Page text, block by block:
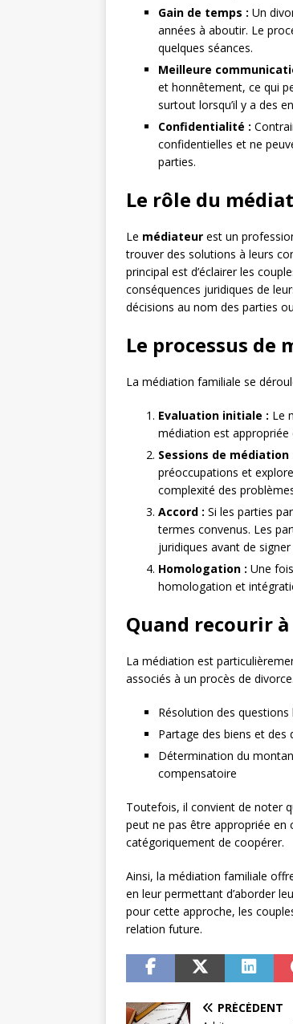
Gain de temps : Un
années à aboutir. Le
quelques séances.
Meilleure
et honnêtement, ce qui
surtout lorsqu’il y a des
Confidentialité :
confidentielles et ne
parties.
Le rôle du
Le médiateur est un
trouver des solutions à leurs
principal est d’éclairer les
conséquences juridiques de
décisions au nom des parties
Le processus de
La médiation familiale se
Evaluation initiale : Le
médiation est appropriée
Sessions de médiation
préoccupations et
complexité des
Accord : Si les parties
termes convenus. Les
juridiques avant de signer
Homologation : Une
homologation et
Quand recourir
La médiation est
associés à un procès de
Résolution des
Partage des biens et des
Détermination du
compensatoire
Toutefois, il convient de noter
peut ne pas être appropriée en
catégoriquement de coopérer.
Ainsi, la médiation familiale
en leur permettant d’aborder
pour cette approche, les
relation future.
PRÉCÉDENT